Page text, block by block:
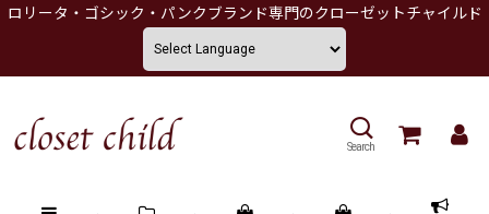
ロリータ・ゴシック・パンクブランド専門のクローゼットチャイルド
Search